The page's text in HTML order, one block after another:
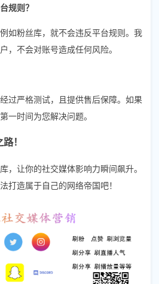
规则？
如粉丝库，就不会违反平台规则。我
，不会对账号造成任何风险。
过严格测试，且提供售后保障。如果
一时间为您解决问题。
！
，让你的社交媒体影响力瞬间飙升。
打造属于自己的网络帝国吧！